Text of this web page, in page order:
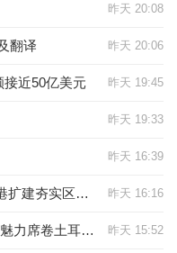
昨天 20:08
昨天 20:06
翻译
昨天 19:45
接近50亿美元
昨天 19:33
昨天 16:39
昨天 16:16
域物流中心地位
昨天 15:52
影响力再获国际认可